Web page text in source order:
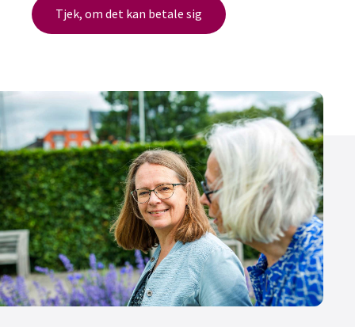
Tjek, om det kan betale sig